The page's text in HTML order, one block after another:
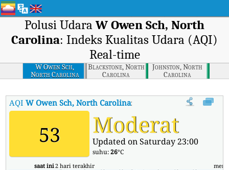
Polusi Udara W Owen Sch, North
Carolina: Indeks Kualitas Udara (AQI)
Real-time
W Owen Sch,
North Carolina
Blackstone, North
Carolina
Johnston, North
Carolina
AQIW Owen Sch, North Carolina: Indeks Kualitas Udara (AQI)
53 Moderat
Updated on Saturday 23:00
suhu:26°C
saat ini2 hari terakhir